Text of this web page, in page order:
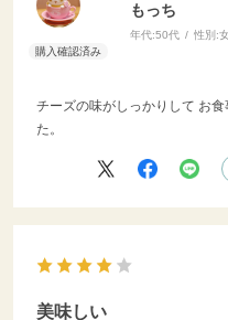
もっち
年代:50代 性別:
チーズの味がしっかりして お
た。
美味しい